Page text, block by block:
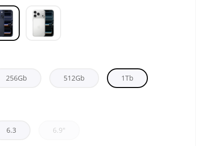
256Gb 512Gb 1Tb
6.3 6.9"